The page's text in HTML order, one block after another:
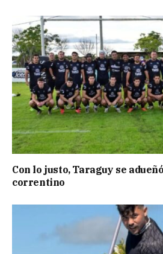
Con lo justo, Taraguy se
correntino